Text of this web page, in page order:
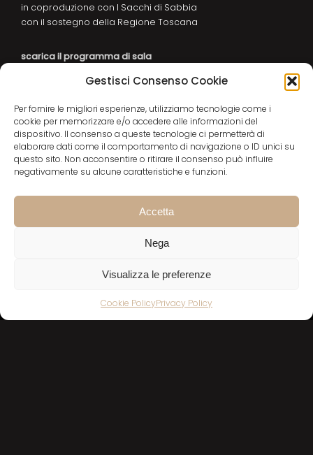
Gestisci Consenso Cookie
Per fornire le migliori esperienze, utilizziamo tecnologie come i
cookie per memorizzare e/o accedere alle informazioni del
dispositivo. Il consenso a queste tecnologie ci permetterà di
elaborare dati come il comportamento di navigazione o ID unici su
questo sito. Non acconsentire o ritirare il consenso può influire
negativamente su alcune caratteristiche e funzioni.
Accetta
Nega
Visualizza le preferenze
Cookie PolicyPrivacy Policy
in coproduzione con I Sacchi di Sabbia
con il sostegno della Regione Toscana
scarica il programma di sala
DID YOU LIKE THIS? SHARE IT!